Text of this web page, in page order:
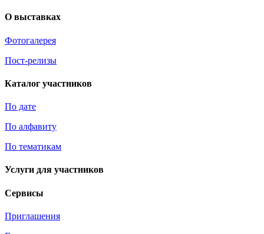
О выставках
Фотогалерея
Пост-релизы
Каталог участников
По дате
По алфавиту
По тематикам
Услуги для участников
Сервисы
Приглашения